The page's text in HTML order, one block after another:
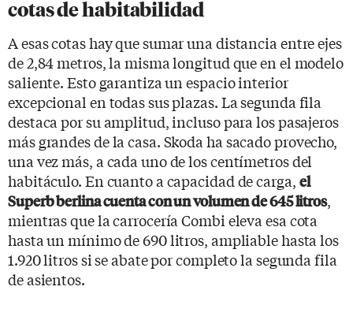
cotas de habitabilidad
A esas cotas hay que sumar una distancia entre ejes
de 2,84 metros, la misma longitud que en el modelo
saliente. Esto garantiza un espacio interior
excepcional en todas sus plazas. La segunda fila
destaca por su amplitud, incluso para los pasajeros
más grandes de la casa. Skoda ha sacado provecho,
una vez más, a cada uno de los centímetros del
habitáculo. En cuanto a capacidad de carga, el
Superb berlina cuenta con un volumen de 645 litros,
mientras que la carrocería Combi eleva esa cota
hasta un mínimo de 690 litros, ampliable hasta los
1.920 litros si se abate por completo la segunda fila
de asientos.